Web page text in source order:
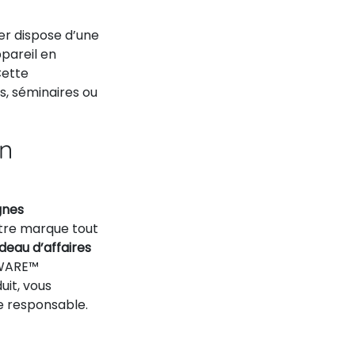
dispose d’une
en
séminaires ou
marque tout
d’affaires
vous
responsable.